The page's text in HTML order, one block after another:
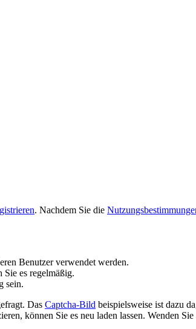
. Nachdem Sie die
Benutzer verwendet werden.
es regelmäßig.
sein.
Das Captcha-Bild beispielsweise ist dazu
können Sie es neu laden lassen. Wenden